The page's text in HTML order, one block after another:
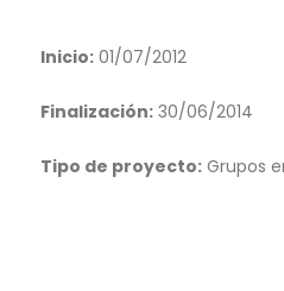
Inicio: 01/07/2012
Finalización: 30/06/2014
Tipo de proyecto: Grupos